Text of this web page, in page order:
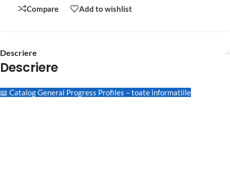
Compare Add to wishlist
Descriere
Descriere
📖 Catalog General Progress Profiles – toate informatiile